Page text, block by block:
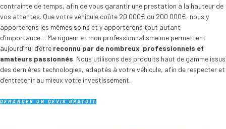
contrainte de temps, afin de vous garantir une prestation à la hauteur de
vos attentes. Que votre véhicule coûte 20 000€ ou 200 000€, nous y
apporterons les mêmes soins et y apporterons tout autant
d’importance… Ma rigueur et mon professionnalisme me permettent
aujourd’hui d’être reconnu par de nombreux professionnels et
amateurs passionnés. Nous utilisons des produits haut de gamme issus
des dernières technologies, adaptés à votre véhicule, afin de respecter et
d’entretenir au mieux votre investissement.
DEMANDER UN DEVIS GRATUIT